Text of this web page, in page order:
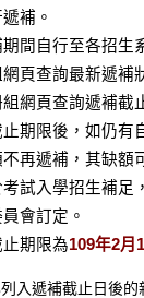
補。
間自行至各招生
頁查詢最新遞補
網頁查詢遞補截
期限後，如仍有
再遞補，其缺額
試入學招生補足
會訂定。
期限為109年2月
入遞補截止日後